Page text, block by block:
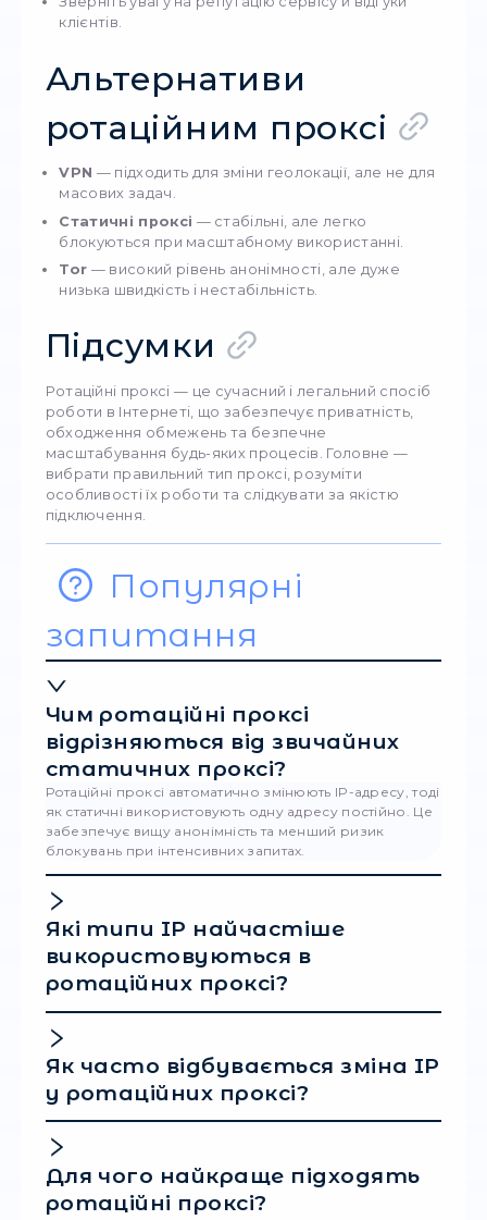
висока анонімність і мінімізація ризиків;
задач;
спрощують масштабування проєктів.
Мінуси
можливість появи CAPTCHA;
іноді можливі затримки та розриви
складніша конфігурація порівняно зі
проксі;
вартість вища за статичні IP.
Поширені фейки
хибні уявлення
ротаційні проксі
Фейк №1: «Ротаційні проксі повністю
виключають блокування»
ризик, але поведінка акаунтів і якість ПЗ
ключові.
Фейк №2: «Ротація робить трафік
Навпаки. Часте оновлення IP робить
передбачуваним для антибот-систем.
Фейк №3: «Мобільні проксі завжди
Швидкість залежить від оператора, регіону
провайдера. У деяких країнах мобільні
швидші за резидентні.
завжди: для довгих сесій авторизації інколи
кращий стабільний статичний IP.
Як вибрати
провайдера
ротаційних проксі
Визначте, який тип проксі підходить під
конкретну задачу.